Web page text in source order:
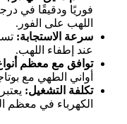
فوريًا ودقيقًا في
اللهب على الفور.
سرعة الاستجابة:
عند إطفاء اللهب.
توافق مع معظم
أواني الطهي مع
تكلفة التشغيل:
الكهرباء في معظم